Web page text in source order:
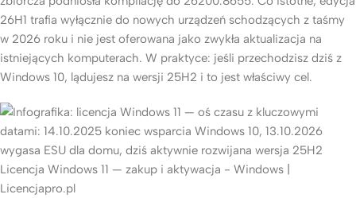
26H1 trafia wyłącznie do nowych urządzeń schodzących z taśmy
w 2026 roku i nie jest oferowana jako zwykła aktualizacja na
istniejących komputerach. W praktyce: jeśli przechodzisz dziś z
Windows 10, lądujesz na wersji 25H2 i to jest właściwy cel.
Licencja Windows 11 — zakup i aktywacja - Windows |
Licencjapro.pl